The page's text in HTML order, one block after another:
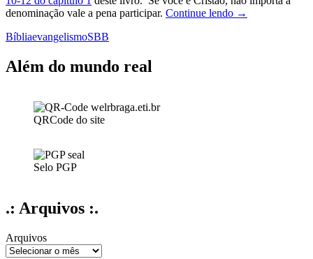
denominação vale a pena participar. Continue lendo Bíblia
→
BíbliaevangelismoSBB
Além do mundo real
QRCode do site
Selo PGP
.: Arquivos :.
Arquivos